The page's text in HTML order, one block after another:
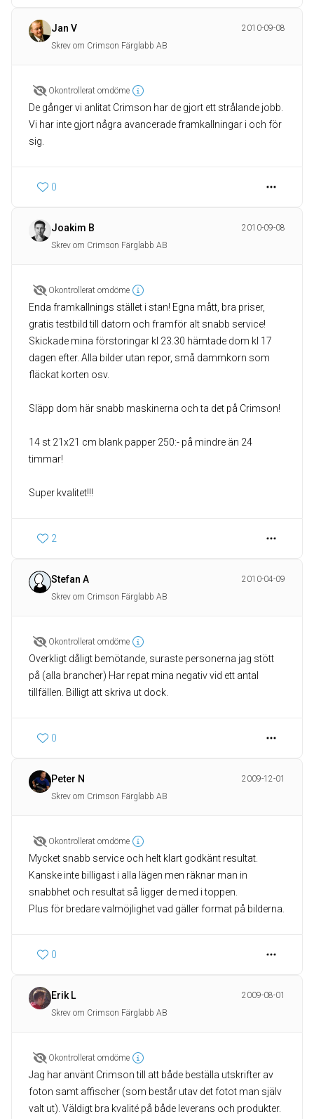
Jan V
2010-09-08
Skrev om Crimson Färglabb AB
Okontrollerat omdöme
De gånger vi anlitat Crimson har de gjort ett strålande jobb.
Vi har inte gjort några avancerade framkallningar i och för
sig.
0
Joakim B
2010-09-08
Skrev om Crimson Färglabb AB
Okontrollerat omdöme
Enda framkallnings stället i stan! Egna mått, bra priser,
gratis testbild till datorn och framför alt snabb service!
Skickade mina förstoringar kl 23.30 hämtade dom kl 17
dagen efter. Alla bilder utan repor, små dammkorn som
fläckat korten osv.
Släpp dom här snabb maskinerna och ta det på Crimson!
14 st 21x21 cm blank papper 250:- på mindre än 24
timmar!
Super kvalitet!!!
2
Stefan A
2010-04-09
Skrev om Crimson Färglabb AB
Okontrollerat omdöme
Overkligt dåligt bemötande, suraste personerna jag stött
på (alla brancher) Har repat mina negativ vid ett antal
tillfällen. Billigt att skriva ut dock.
0
Peter N
2009-12-01
Skrev om Crimson Färglabb AB
Okontrollerat omdöme
Mycket snabb service och helt klart godkänt resultat.
Kanske inte billigast i alla lägen men räknar man in
snabbhet och resultat så ligger de med i toppen.
Plus för bredare valmöjlighet vad gäller format på bilderna.
0
Erik L
2009-08-01
Skrev om Crimson Färglabb AB
Okontrollerat omdöme
Jag har använt Crimson till att både beställa utskrifter av
foton samt affischer (som består utav det fotot man själv
valt ut). Väldigt bra kvalité på både leverans och produkter.